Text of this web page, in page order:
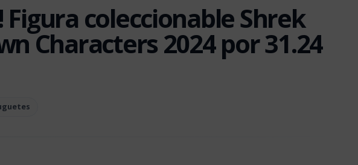
Figura coleccionable Shrek
Characters 2024 por 31.24